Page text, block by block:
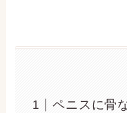
ペニスに骨